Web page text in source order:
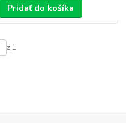
Pridať do košíka
z 1